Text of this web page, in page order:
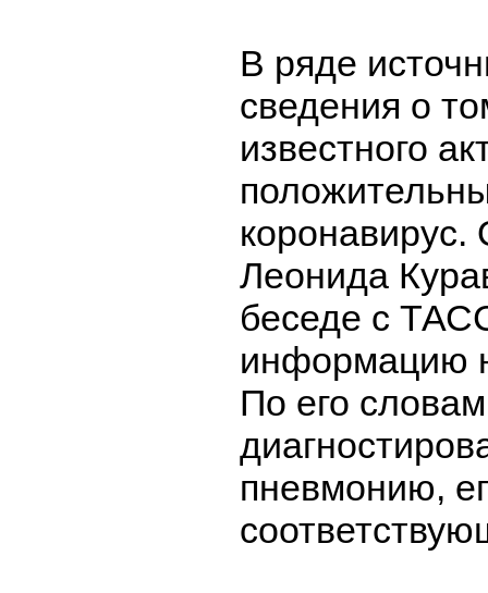
В ряде
сведения о
известного
Леонида
беседе с
информацию
По его
пневмонию,